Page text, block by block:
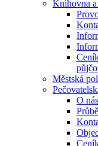
Knihovna
Městská
O nás